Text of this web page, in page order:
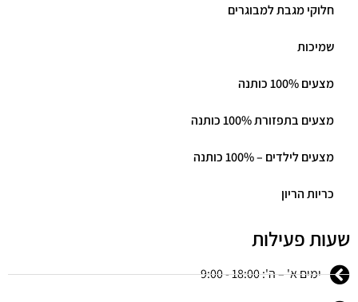
חלוקי מגבת למבוגרים
שמיכות
מצעים 100% כותנה
מצעים בתפזורת 100% כותנה
מצעים לילדים – 100% כותנה
כריות הריון
שעות פעילות
ימים א' – ה': 18:00 - 9:00